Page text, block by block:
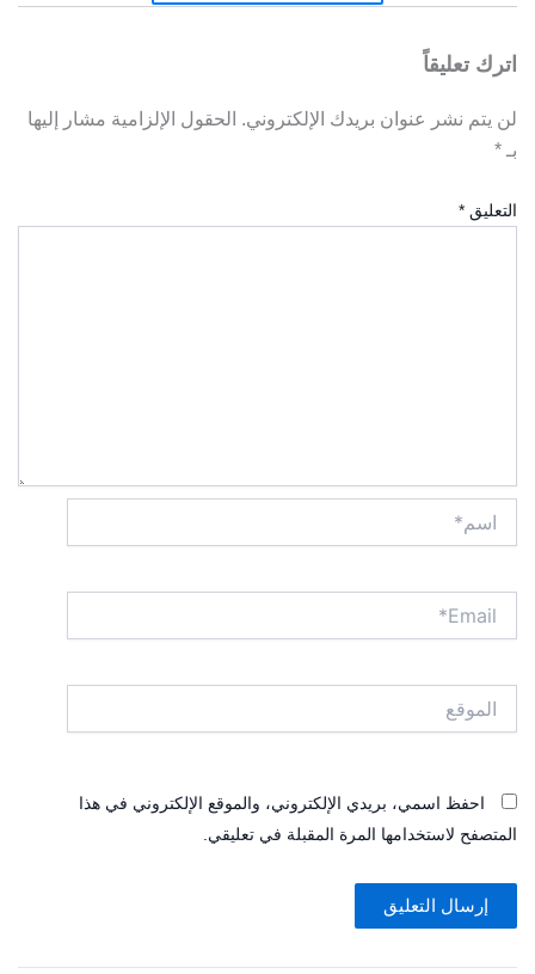
اترك تعليقاً
لن يتم نشر عنوان بريدك الإلكتروني. الحقول الإلزامية مشار إليها
بـ *
التعليق *
احفظ اسمي، بريدي الإلكتروني، والموقع الإلكتروني في هذا
المتصفح لاستخدامها المرة المقبلة في تعليقي.